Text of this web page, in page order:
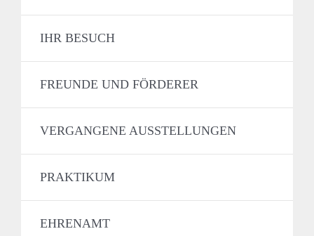
IHR BESUCH
FREUNDE UND FÖRDERER
VERGANGENE AUSSTELLUNGEN
PRAKTIKUM
EHRENAMT